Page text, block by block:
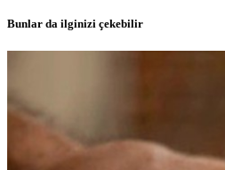
Bunlar da ilginizi çekebilir